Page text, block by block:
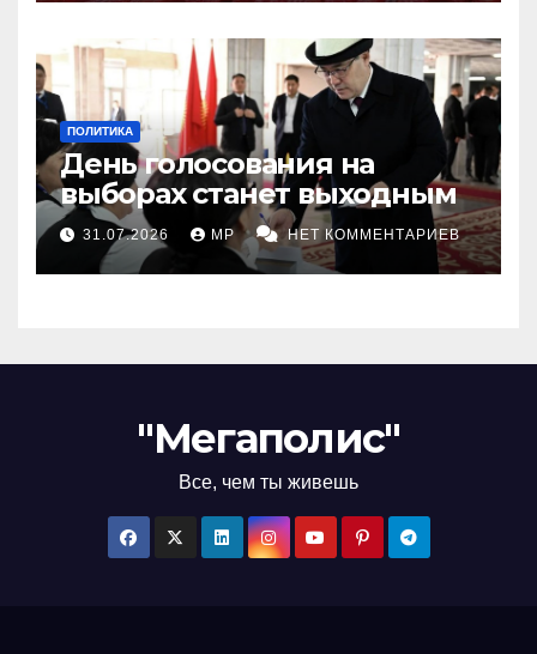
ПОЛИТИКА
День голосования на
выборах станет выходным
31.07.2026 MP НЕТ КОММЕНТАРИЕВ
"Мегаполис"
Все, чем ты живешь